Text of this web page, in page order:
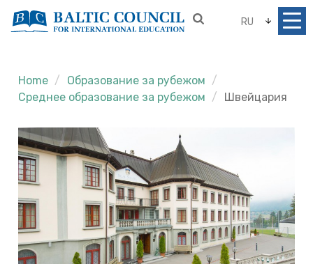
RU
Home
Образование за рубежом
Среднее образование за рубежом
Швейцария